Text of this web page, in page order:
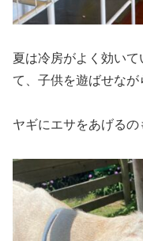
夏は冷房がよく効い
て、子供を遊ばせなが
ヤギにエサをあげるの